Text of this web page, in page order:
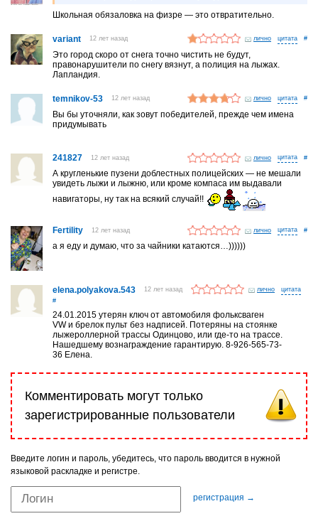
Школьная обязаловка на физре — это отвратительно.
variant 12 лет назад лично #
Это город скоро от снега точно чистить не будут,
правонарушители по снегу вязнут, а полиция на лыжах.
Лапландия.
temnikov-53 12 лет назад лично #
Вы бы уточняли, как зовут победителей, прежде чем имена
придумывать
241827 12 лет назад лично #
А кругленькие пузени доблестных полицейских — не мешали
увидеть лыжи и лыжню, или кроме компаса им выдавали
навигаторы, ну так на всякий случай!!
Fertility 12 лет назад лично #
а я еду и думаю, что за чайники катаются…))))))
elena.polyakova.543 12 лет назад
лично
#
24.01.2015 утерян ключ от автомобиля фольксваген
VW и брелок пульт без надписей. Потеряны на стоянке
лыжероллерной трассы Одинцово, или где-то на трассе.
Нашедшему вознаграждение гарантирую. 8-926-565-73-
36 Елена.
Комментировать могут только
зарегистрированные пользователи
Введите логин и пароль, убедитесь, что пароль вводится в нужной
языковой раскладке и регистре.
регистрация →